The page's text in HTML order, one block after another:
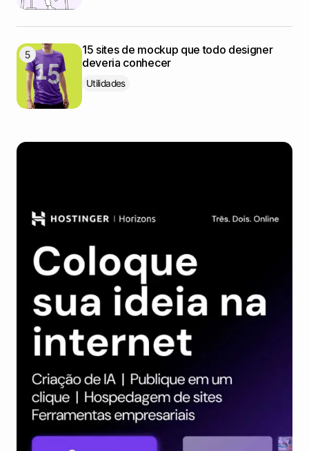
15 sites de mockup que todo designer
deveria conhecer
Utilidades